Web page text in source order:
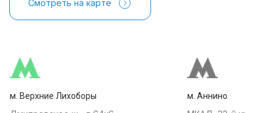
Смотреть на карте
м. Верхние Лихоборы м. Аннино